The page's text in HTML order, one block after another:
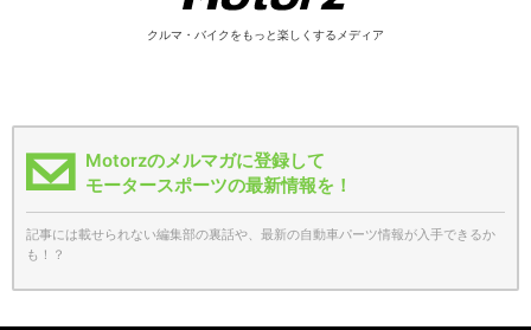
クルマ・バイクをもっと楽しくするメディア
Motorzのメルマガに登録して
モータースポーツの最新情報を！
記事には載せられない編集部の裏話や、最新の自動車パーツ情報が入手できるか
も！？